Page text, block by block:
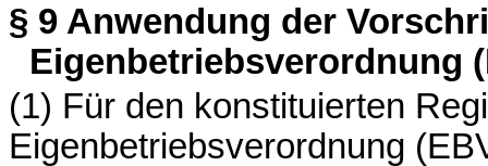
§ 9 Anwendung der
Eigenbetriebsverordnung
(1) Für den konstituierten
Eigenbetriebsverordnung